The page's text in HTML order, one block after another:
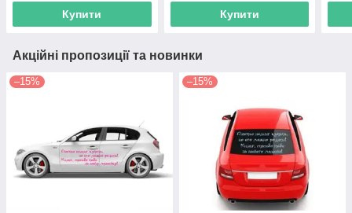
плівки) з оракалу
Купити Купити
Акційні пропозиції та новинки
–15% –15%